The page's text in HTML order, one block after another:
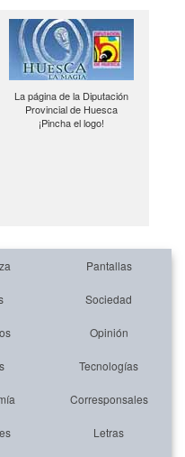
La página de la Diputación
Provincial de Huesca
¡Pincha el logo!
Pantallas
Sociedad
Opinión
Tecnologías
Corresponsales
Letras